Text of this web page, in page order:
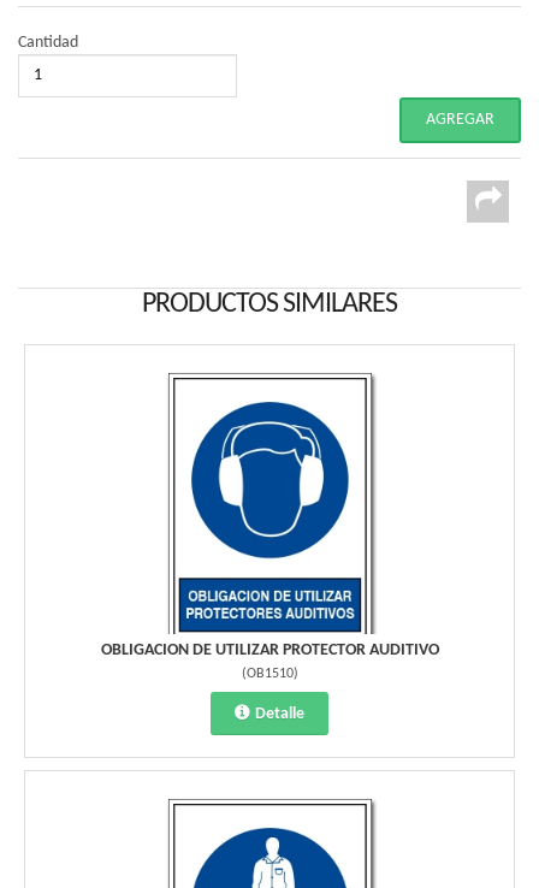
Cantidad
PRODUCTOS SIMILARES
OBLIGACION DE UTILIZAR PROTECTOR AUDITIVO
(OB1510)
Detalle